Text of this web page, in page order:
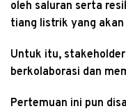
oleh saluran serta
tiang listrik yang
Untuk itu,
berkolaborasi dan
Pertemuan ini pun